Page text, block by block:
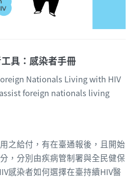
具：感染者手冊
Nationals Living with HIV
foreign nationals living
之給付，有在臺通報後，且開始
，分別由疾病管制署與全民健保
感染者如何選擇在臺持續HIV醫